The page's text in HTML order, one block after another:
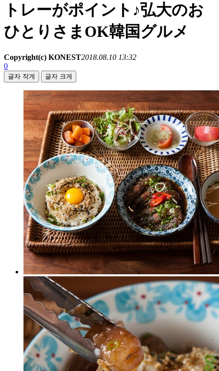
トレーがポイント♪弘大のお
ひとりさまOK韓国グルメ
Copyright(c) KONEST2018.08.10 13:32
0
글자 작게 글자 크게